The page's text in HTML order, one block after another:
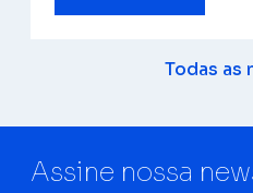
Todas as
Assine nossa